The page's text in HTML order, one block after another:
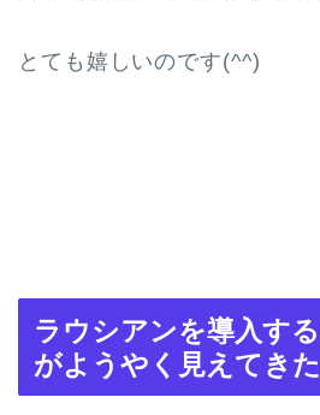
とても嬉しいのです(^^)
ラウシアンを導入す
がようやく見えてきた